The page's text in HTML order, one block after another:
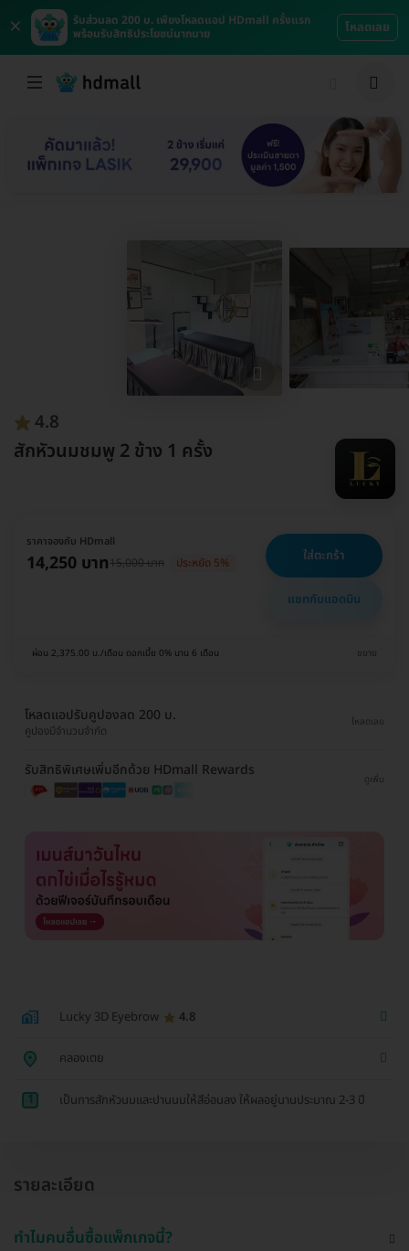
×
รับส่วนลด 200 บ. เพียงโหลดแอป HDmall ครั้งแรก
พร้อมรับสิทธิประโยชน์มากมาย
โหลดเลย
4.8
สักหัวนมชมพู 2 ข้าง 1 ครั้ง
ราคาจองกับ HDmall
14,250 บาท15,000 บาท ประหยัด 5% ใส่ตะกร้า
แชทกับแอดมิน
ผ่อน 2,375.00 บ./เดือน ดอกเบี้ย 0% นาน 6 เดือน ขยาย
โหลดแอปรับคูปองลด 200 บ.
คูปองมีจำนวนจำกัด
โหลดเลย
รับสิทธิพิเศษเพิ่มอีกด้วย HDmall Rewards
ดูเพิ่ม
Lucky 3D Eyebrow 4.8
คลองเตย
1 เป็นการสักหัวนมและปานนมให้สีอ่อนลง ให้ผลอยู่นานประมาณ 2-3 ปี
รายละเอียด
ทำไมคนอื่นซื้อแพ็กเกจนี้?